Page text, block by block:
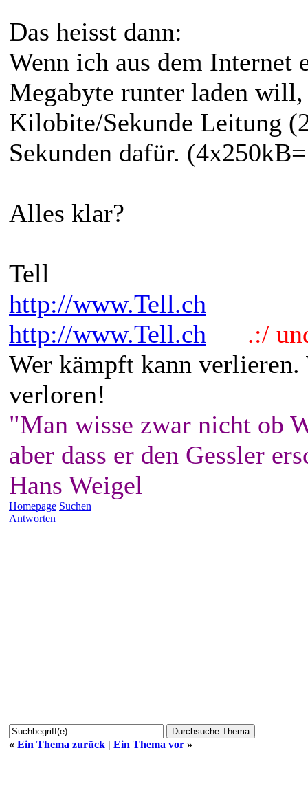
Das heisst dann:
Wenn ich aus dem Internet
Megabyte runter laden
Kilobite/Sekunde Leitung
Sekunden dafür.
Alles klar?
Tell
http://www.Tell.ch
http://www.Tell.ch
.:/
Wer kämpft kann
verloren!
"Man wisse zwar nicht ob
aber dass er den Gessler
Hans Weigel
Homepage Suchen
Antworten
« Ein Thema zurück | Ein Thema vor »